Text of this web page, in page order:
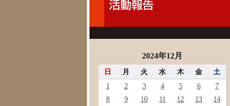
2024年12月
日 月 火 水 木 金
土
1
2 3 4 5 6
7
8
9 10 11 12 13
14